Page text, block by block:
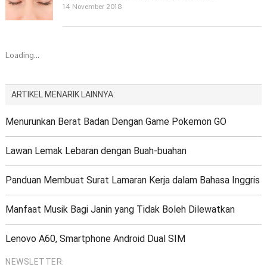
14 November 2018
Loading...
ARTIKEL MENARIK LAINNYA:
Menurunkan Berat Badan Dengan Game Pokemon GO
Lawan Lemak Lebaran dengan Buah-buahan
Panduan Membuat Surat Lamaran Kerja dalam Bahasa Inggris
Manfaat Musik Bagi Janin yang Tidak Boleh Dilewatkan
Lenovo A60, Smartphone Android Dual SIM
NEWSLETTER: